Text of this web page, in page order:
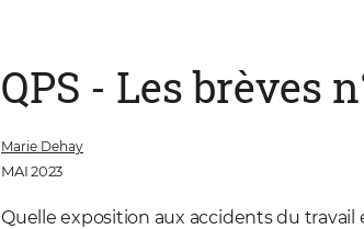
QPS - Les brèves
Marie Dehay
MAI 2023
Quelle exposition aux accidents du travail